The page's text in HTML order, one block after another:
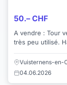
50.– CHF
A vendre : Tour
très peu utilisé.
Vuisternens-en-
04.06.2026